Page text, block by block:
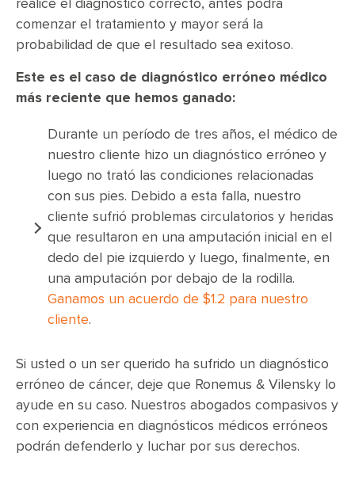
realice el diagnóstico correcto, antes podrá
comenzar el tratamiento y mayor será la
probabilidad de que el resultado sea exitoso.
Este es el caso de diagnóstico erróneo médico
más reciente que hemos ganado:
Durante un período de tres años, el médico de
nuestro cliente hizo un diagnóstico erróneo y
luego no trató las condiciones relacionadas
con sus pies. Debido a esta falla, nuestro
cliente sufrió problemas circulatorios y heridas
que resultaron en una amputación inicial en el
dedo del pie izquierdo y luego, finalmente, en
una amputación por debajo de la rodilla.
Ganamos un acuerdo de $1.2 para nuestro
cliente.
Si usted o un ser querido ha sufrido un diagnóstico
erróneo de cáncer, deje que Ronemus & Vilensky lo
ayude en su caso. Nuestros abogados compasivos y
con experiencia en diagnósticos médicos erróneos
podrán defenderlo y luchar por sus derechos.